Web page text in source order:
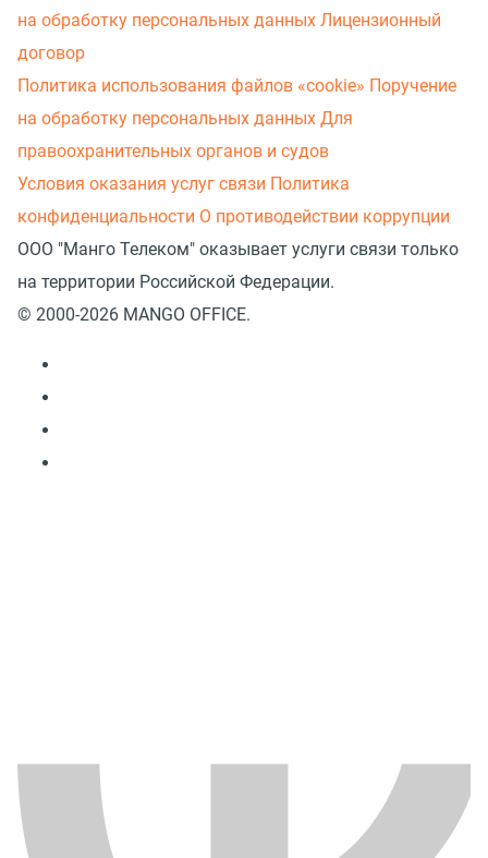
на обработку персональных данных Лицензионный
договор
Политика использования файлов «cookie» Поручение
на обработку персональных данных Для
правоохранительных органов и судов
Условия оказания услуг связи Политика
конфиденциальности О противодействии коррупции
ООО "Манго Телеком" оказывает услуги связи только
на территории Российской Федерации.
© 2000-2026 MANGO OFFICE.